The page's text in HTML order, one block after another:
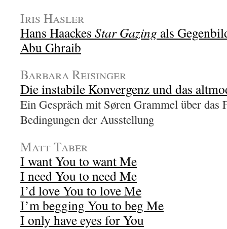
Iris Hasler
Hans Haackes Star Gazing als
Abu Ghraib
Barbara Reisinger
Die instabile Konvergenz und das
Ein Gespräch mit Søren Grammel über das
Bedingungen der Ausstellung
Matt Taber
I want You to want Me
I need You to need Me
I’d love You to love Me
I’m begging You to beg Me
I only have eyes for You